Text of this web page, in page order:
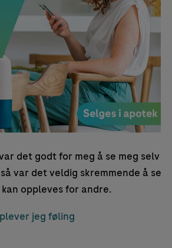
det godt for meg å se meg selv
var det veldig skremmende å se
oppleves for andre.
jeg føling